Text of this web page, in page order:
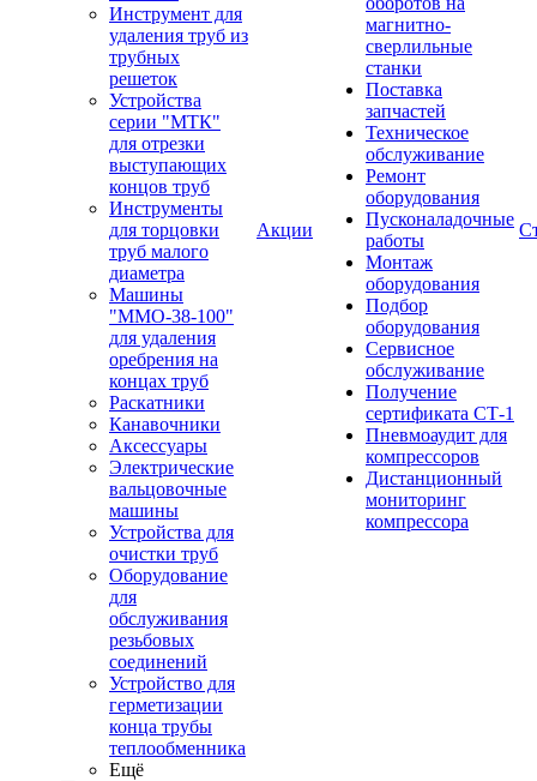
Инструмент для
удаления труб из
трубных
решеток
Устройства
серии "МТК"
для отрезки
выступающих
концов труб
Инструменты
для торцовки
труб малого
диаметра
Машины
"ММО-38-100"
для удаления
оребрения на
концах труб
Раскатники
Канавочники
Аксессуары
Электрические
вальцовочные
машины
Устройства для
очистки труб
Оборудование
для
обслуживания
резьбовых
соединений
Устройство для
герметизации
конца трубы
теплообменника
Ещё
Акции
магнитно-
сверлильные
станки
Поставка
запчастей
Техническое
обслуживание
Ремонт
оборудования
Пусконаладочные
работы
Монтаж
оборудования
Подбор
оборудования
Сервисное
обслуживание
Получение
сертификата СТ-1
Пневмоаудит для
компрессоров
Дистанционный
мониторинг
компрессора